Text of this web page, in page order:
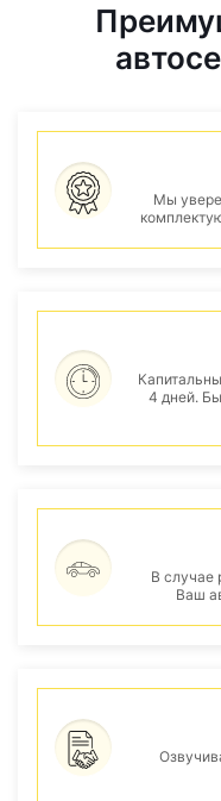
Мы
4 дней.
В случае
Ваш